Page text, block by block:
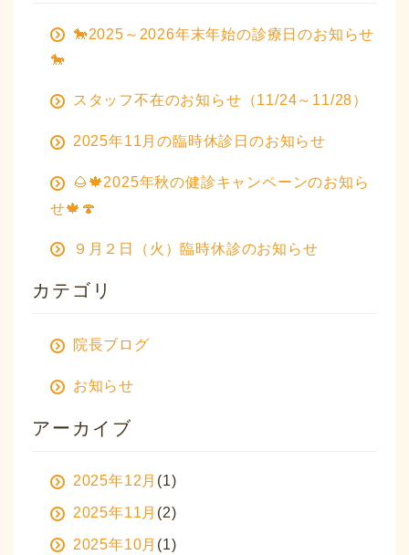
🐎2025～2026年末年始の診療日のお知らせ
🐎
スタッフ不在のお知らせ（11/24～11/28）
2025年11月の臨時休診日のお知らせ
🌰🍁2025年秋の健診キャンペーンのお知ら
せ🍁🍄
９月２日（火）臨時休診のお知らせ
カテゴリ
院長ブログ
お知らせ
アーカイブ
2025年12月 (1)
2025年11月 (2)
2025年10月 (1)